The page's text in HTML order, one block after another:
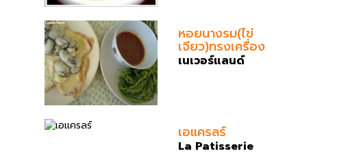
หอยนางรม(ไข่
เจียว)ทรงเครื่อง
เนเวอร์แลนด์
เอแครลร์
La Patisserie